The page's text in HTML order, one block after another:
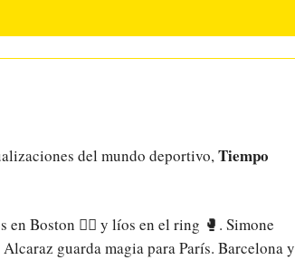
del mundo deportivo,Tiempo
en Boston 🏃‍♀️ y líos en el ring 🥊. Simone
guarda magia para París. Barcelona y